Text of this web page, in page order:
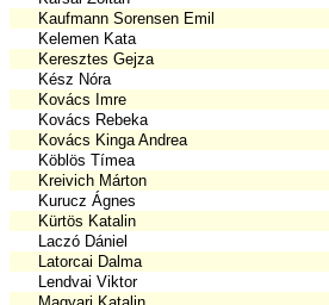
Kaufmann Sorensen Emil
Kelemen Kata
Keresztes Gejza
Kész Nóra
Kovács Imre
Kovács Rebeka
Kovács Kinga Andrea
Köblös Tímea
Kreivich Márton
Kurucz Ágnes
Kürtös Katalin
Laczó Dániel
Latorcai Dalma
Lendvai Viktor